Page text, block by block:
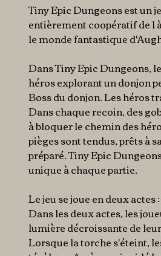
Tiny Epic Dungeons est un
entièrement coopératif de 1
le monde fantastique
Dans Tiny Epic Dungeons,
héros explorant un donjon
Boss du donjon. Les héros
Dans chaque recoin, des
à bloquer le chemin des
pièges sont tendus, prêts à
préparé. Tiny Epic
unique à chaque partie.
Le jeu se joue en deux
Dans les deux actes, les
lumière décroissante de
Lorsque la torche s'éteint,